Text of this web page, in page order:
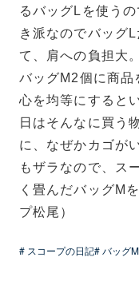
るバッグLを使う
き派なのでバッグ
て、肩への負担大
バッグM2個に商品
心を均等にすると
日はそんなに買う
に、なぜかカゴが
もザラなので、ス
く畳んだバッグM
プ松尾）
# スコープの日記# バッグM